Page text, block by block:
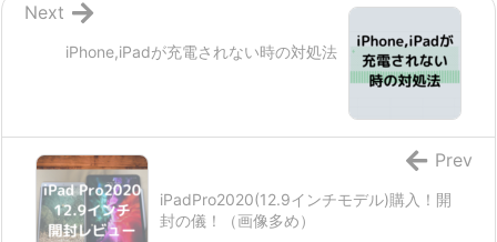
iPhone,iPadが充電されない時の対処法
Next
iPadPro2020(12.9インチモデル)購入！開
封の儀！（画像多め）
Prev